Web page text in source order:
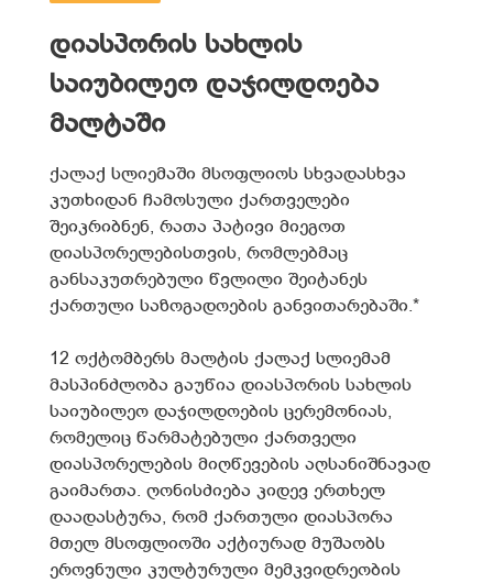
დიასპორის სახლის
საიუბილეო დაჯილდოება
მალტაში
ქალაქ სლიემაში მსოფლიოს სხვადასხვა
კუთხიდან ჩამოსული ქართველები
შეიკრიბნენ, რათა პატივი მიეგოთ
დიასპორელებისთვის, რომლებმაც
განსაკუთრებული წვლილი შეიტანეს
ქართული საზოგადოების განვითარებაში.*
12 ოქტომბერს მალტის ქალაქ სლიემამ
მასპინძლობა გაუწია დიასპორის სახლის
საიუბილეო დაჯილდოების ცერემონიას,
რომელიც წარმატებული ქართველი
დიასპორელების მიღწევების აღსანიშნავად
გაიმართა. ღონისძიება კიდევ ერთხელ
დაადასტურა, რომ ქართული დიასპორა
მთელ მსოფლიოში აქტიურად მუშაობს
ეროვნული კულტურული მემკვიდრეობის